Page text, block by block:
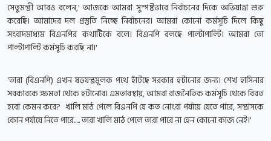
সেতুমন্ত্রী আরও বলেন,' আজকে আমরা সুস্পষ্টভাবে নির্বাচনের দিকে অভিযাত্রা শুরু
করেছি। আমাদের দল প্রস্তুতি নিচ্ছে নির্বাচনের। আমরা কোনো কর্মসূচি দিলে কিছু
সংবাদমাধ্যম বিএনপির কথাটিকে বলে। বিএনপি বলছে পাল্টাপাল্টি। আমরা তো
পাল্টাপাল্টি কর্মসূচি করছি না।'
'তারা (বিএনপি) এখন ষড়যন্ত্রমূলক পথে হাঁটছে সরকার হটানোর জন্য। শেখ হাসিনার
সরকারকে ক্ষমতা থেকে হটানোর। এমতাবস্থায়, আমরা রাজনৈতিক কর্মসূচি থেকে বিরত
হবো কেমন করে? খালি মাঠ পেলে বিএনপি যে কত নোংরা পর্যায়ে যেতে পারে, সন্ত্রাসকে
কোন পর্যায়ে নিতে পারে..... তারা খালি মাঠ পেলে তারা পারে না হেন কোনো কাজ নেই।'